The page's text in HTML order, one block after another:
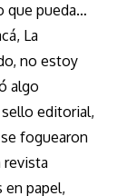
que pueda…
La
no estoy
algo
editorial,
foguearon
revista
en papel,